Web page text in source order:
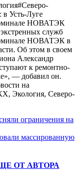
в Усть-Луге
НОВАТЭК
служб
НОВАТЭК в
Об этом в своем
Александр
к ремонтно-
— добавил он.
на
Экология, Северо-
ограничения на
массированную
ОТ АВТОРА